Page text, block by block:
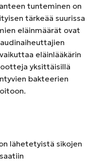
tunteminen on
tärkeää suurissa
eläinmäärät ovat
eläinlääkärin
yksittäisillä
bakteerien
lähetetyistä sikojen